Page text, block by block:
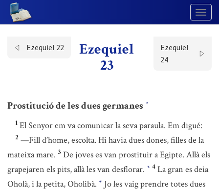
Ezequiel 22
Ezequiel
23
Ezequiel
24
Prostitució de les dues germanes *
1 El Senyor em va comunicar la seva paraula. Em digué:
2 —Fill d’home, escolta. Hi havia dues dones, filles de la
mateixa mare. 3 De joves es van prostituir a Egipte. Allà els
grapejaren els pits, allà les van desflorar. * 4 La gran es deia
Oholà, i la petita, Oholibà. * Jo les vaig prendre totes dues